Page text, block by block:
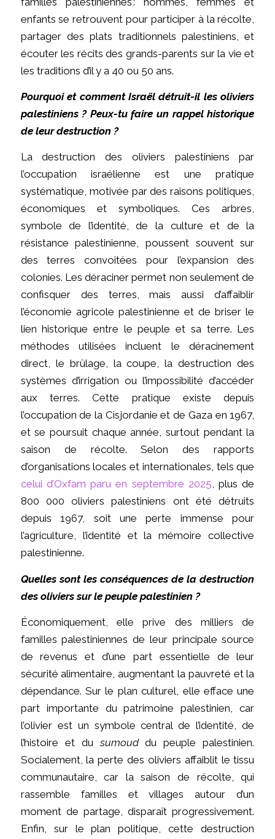
enfants se retrouvent pour participer à la récolte,
partager des plats traditionnels palestiniens, et
écouter les récits des grands-parents sur la vie et
les traditions d’il y a 40 ou 50 ans.
Pourquoi et comment Israël détruit-il les oliviers
palestiniens ? Peux-tu faire un rappel historique
de leur destruction ?
La destruction des oliviers palestiniens par
l’occupation israélienne est une pratique
systématique, motivée par des raisons politiques,
économiques et symboliques. Ces arbres,
symbole de l’identité, de la culture et de la
résistance palestinienne, poussent souvent sur
des terres convoitées pour l’expansion des
colonies. Les déraciner permet non seulement de
confisquer des terres, mais aussi d’affaiblir
l’économie agricole palestinienne et de briser le
lien historique entre le peuple et sa terre. Les
méthodes utilisées incluent le déracinement
direct, le brûlage, la coupe, la destruction des
systèmes d’irrigation ou l’impossibilité d’accéder
aux terres. Cette pratique existe depuis
l’occupation de la Cisjordanie et de Gaza en 1967,
et se poursuit chaque année, surtout pendant la
saison de récolte. Selon des rapports
d’organisations locales et internationales, tels que
celui d’Oxfam paru en septembre 2025, plus de
800 000 oliviers palestiniens ont été détruits
depuis 1967, soit une perte immense pour
l’agriculture, l’identité et la mémoire collective
palestinienne.
Quelles sont les conséquences de la destruction
des oliviers sur le peuple palestinien ?
Économiquement, elle prive des milliers de
familles palestiniennes de leur principale source
de revenus et d’une part essentielle de leur
sécurité alimentaire, augmentant la pauvreté et la
dépendance. Sur le plan culturel, elle efface une
part importante du patrimoine palestinien, car
l’olivier est un symbole central de l’identité, de
l’histoire et dusumouddu peuple palestinien.
Socialement, la perte des oliviers affaiblit le tissu
communautaire, car la saison de récolte, qui
rassemble familles et villages autour d’un
moment de partage, disparaît progressivement.
Enfin, sur le plan politique, cette destruction